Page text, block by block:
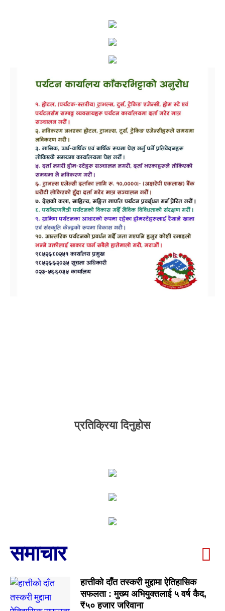
प्रतिक्रिया दिनुहोस
समाचार
हात्तीको दाँत तस्करी मुद्दामा ऐतिहासिक
सफलता : मुख्य अभियुक्तलाई ५ वर्ष कैद,
₹५० हजार जरिवाना